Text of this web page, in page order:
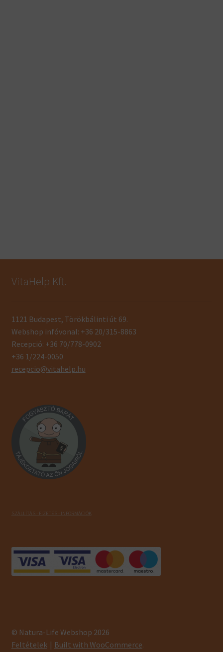
VitaHelp Kft.
1121 Budapest, Törökbálinti út 69.
Webshop infóvonal: +36 20/315-8863
Recepció: +36 70/778-0902
+36 1/224-0050
recepcio@vitahelp.hu
SZÁLLÍTÁS - FIZETÉS - INFORMÁCIÓK
© Natura-Life Webshop 2026
Feltételek
Built with WooCommerce.